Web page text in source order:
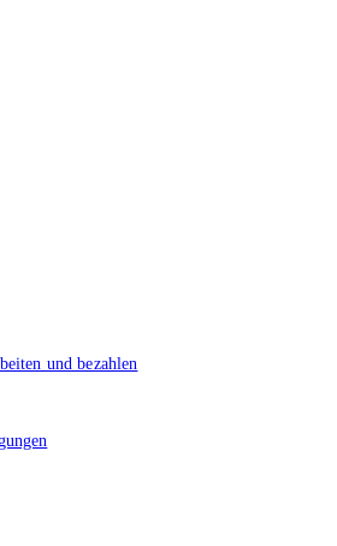
und bezahlen